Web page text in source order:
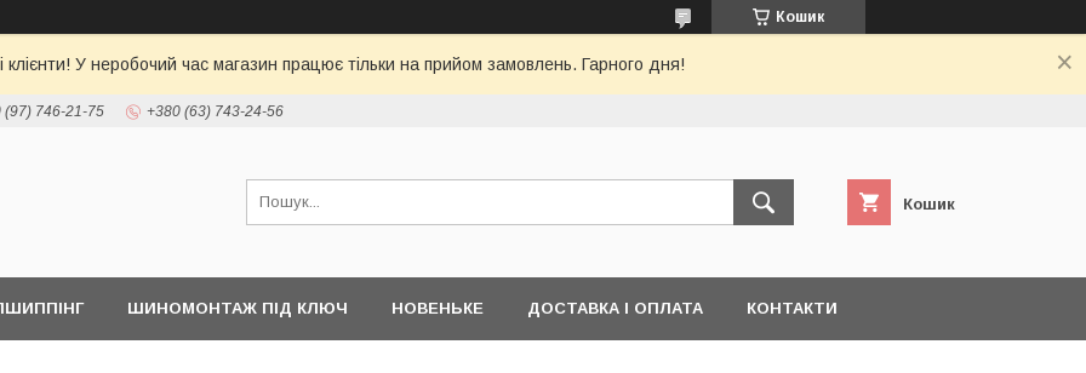
Кошик
клієнти! У неробочий час магазин працює тільки на прийом замовлень. Гарного дня!
(97) 746-21-75 +380 (63) 743-24-56
Кошик
ШИНОМОНТАЖ ПІД КЛЮЧ НОВЕНЬКЕ ДОСТАВКА І ОПЛАТА КОНТАКТИ